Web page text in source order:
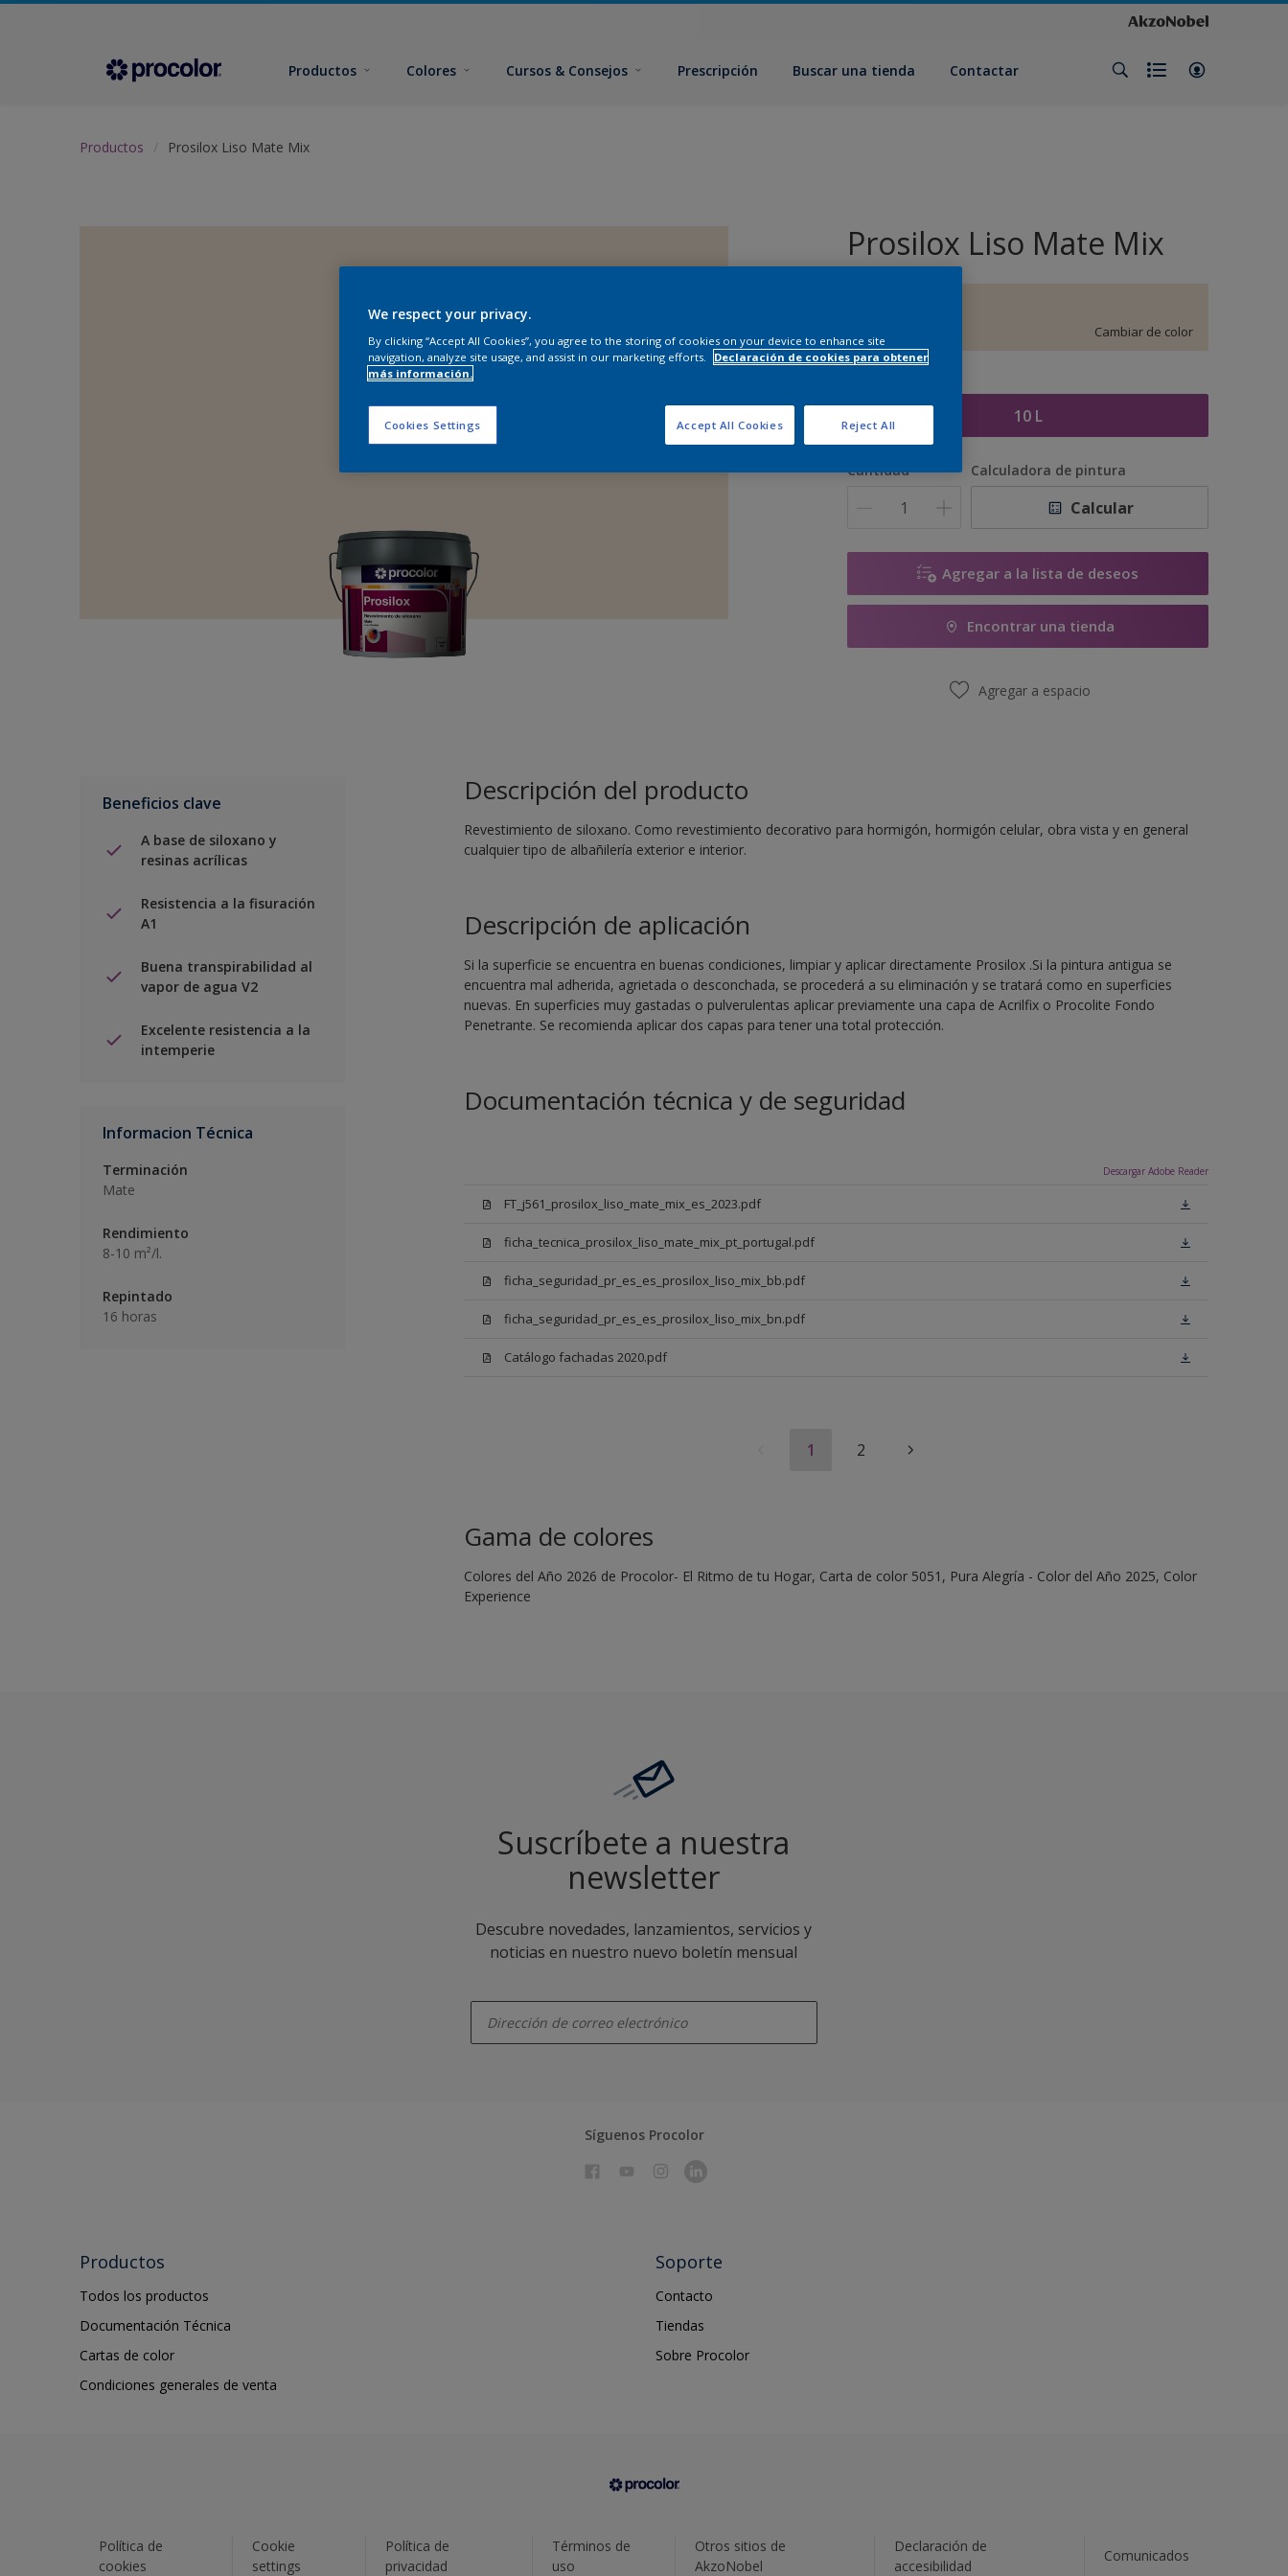
Productos Colores Cursos & Consejos Prescripción Buscar una tienda Contactar
Productos Prosilox Liso Mate Mix
Prosilox Liso Mate Mix
Cambiar de color
10 L
Cantidad Calculadora de pintura
Calcular
Agregar a la lista de deseos
Encontrar una tienda
Agregar a espacio
Beneficios clave
A base de siloxano y
resinas acrílicas
Resistencia a la fisuración
A1
Buena transpirabilidad al
vapor de agua V2
Excelente resistencia a la
intemperie
Informacion Técnica
Terminación
Mate
Rendimiento
8-10 m²/l.
Repintado
16 horas
Descripción del producto
Revestimiento de siloxano. Como revestimiento decorativo para hormigón, hormigón celular, obra vista y en general
cualquier tipo de albañilería exterior e interior.
Descripción de aplicación
Si la superficie se encuentra en buenas condiciones, limpiar y aplicar directamente Prosilox .Si la pintura antigua se
encuentra mal adherida, agrietada o desconchada, se procederá a su eliminación y se tratará como en superficies
nuevas. En superficies muy gastadas o pulverulentas aplicar previamente una capa de Acrilfix o Procolite Fondo
Penetrante. Se recomienda aplicar dos capas para tener una total protección.
Documentación técnica y de seguridad
Descargar Adobe Reader
FT_j561_prosilox_liso_mate_mix_es_2023.pdf
ficha_tecnica_prosilox_liso_mate_mix_pt_portugal.pdf
ficha_seguridad_pr_es_es_prosilox_liso_mix_bb.pdf
ficha_seguridad_pr_es_es_prosilox_liso_mix_bn.pdf
Catálogo fachadas 2020.pdf
1 2
Gama de colores
Colores del Año 2026 de Procolor- El Ritmo de tu Hogar, Carta de color 5051, Pura Alegría - Color del Año 2025, Color
Experience
Suscríbete a nuestra
newsletter
Descubre novedades, lanzamientos, servicios y
noticias en nuestro nuevo boletín mensual
Síguenos Procolor
Productos
Todos los productos
Documentación Técnica
Cartas de color
Condiciones generales de venta
Soporte
Contacto
Tiendas
Sobre Procolor
Política de
cookies
Cookie
settings
Política de
privacidad
Términos de
uso
Otros sitios de
AkzoNobel
Declaración de
accesibilidad
Comunicados
We respect your privacy.
By clicking “Accept All Cookies”, you agree to the storing of cookies on your device to enhance site
navigation, analyze site usage, and assist in our marketing efforts.
Declaración de cookies para obtener
más información.
Cookies Settings Reject All
Accept All Cookies